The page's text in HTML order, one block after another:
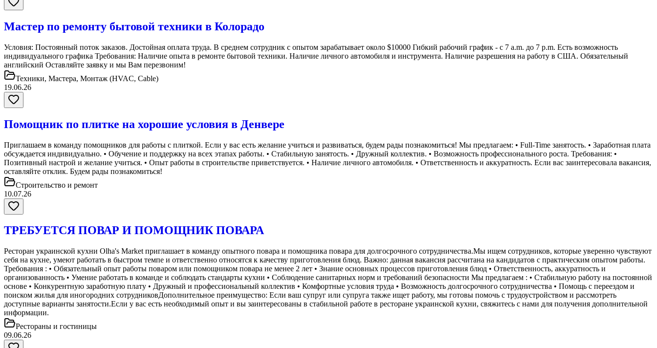
Мастер по ремонту бытовой техники в Колорадо
Условия: Постоянный поток заказов. Достойная оплата труда. В среднем сотрудник с опытом зарабатывает около $10000 Гибкий рабочий график - с 7 a.m. до 7 p.m. Есть возможность
индивидуального графика Требования: Наличие опыта в ремонте бытовой техники. Наличие личного автомобиля и инструмента. Наличие разрешения на работу в США. Обязательный
английский Оставляйте заявку и мы Вам перезвоним!
Техники, Мастера, Монтаж (HVAC, Cable)
19.06.26
Помощник по плитке на хорошие условия в Денвере
Приглашаем в команду помощников для работы с плиткой. Если у вас есть желание учиться и развиваться, будем рады познакомиться! Мы предлагаем: • Full-Time занятость. • Заработная плата
обсуждается индивидуально. • Обучение и поддержку на всех этапах работы. • Стабильную занятость. • Дружный коллектив. • Возможность профессионального роста. Требования: •
Позитивный настрой и желание учиться. • Опыт работы в строительстве приветствуется. • Наличие личного автомобиля. • Ответственность и аккуратность. Если вас заинтересовала вакансия,
оставляйте отклик. Будем рады познакомиться!
Строительство и ремонт
10.07.26
ТРЕБУЕТСЯ ПОВАР И ПОМОЩНИК ПОВАРА
Ресторан украинской кухни Olha's Market приглашает в команду опытного повара и помощника повара для долгосрочного сотрудничества.Мы ищем сотрудников, которые уверенно чувствуют
себя на кухне, умеют работать в быстром темпе и ответственно относятся к качеству приготовления блюд. Важно: данная вакансия рассчитана на кандидатов с практическим опытом работы.
Требования : • Обязательный опыт работы поваром или помощником повара не менее 2 лет • Знание основных процессов приготовления блюд • Ответственность, аккуратность и
организованность • Умение работать в команде и соблюдать стандарты кухни • Соблюдение санитарных норм и требований безопасности Мы предлагаем : • Стабильную работу на постоянной
основе • Конкурентную заработную плату • Дружный и профессиональный коллектив • Комфортные условия труда • Возможность долгосрочного сотрудничества • Помощь с переездом и
поиском жилья для иногородних сотрудниковДополнительное преимущество: Если ваш супруг или супруга также ищет работу, мы готовы помочь с трудоустройством и рассмотреть
доступные варианты занятости.Если у вас есть необходимый опыт и вы заинтересованы в стабильной работе в ресторане украинской кухни, свяжитесь с нами для получения дополнительной
информации.
Рестораны и гостиницы
09.06.26